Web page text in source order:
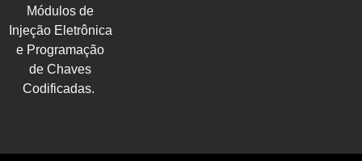
Módulos de
Injeção Eletrônica
e Programação
de Chaves
Codificadas.